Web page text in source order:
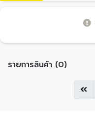
รายการสินค้า (0)